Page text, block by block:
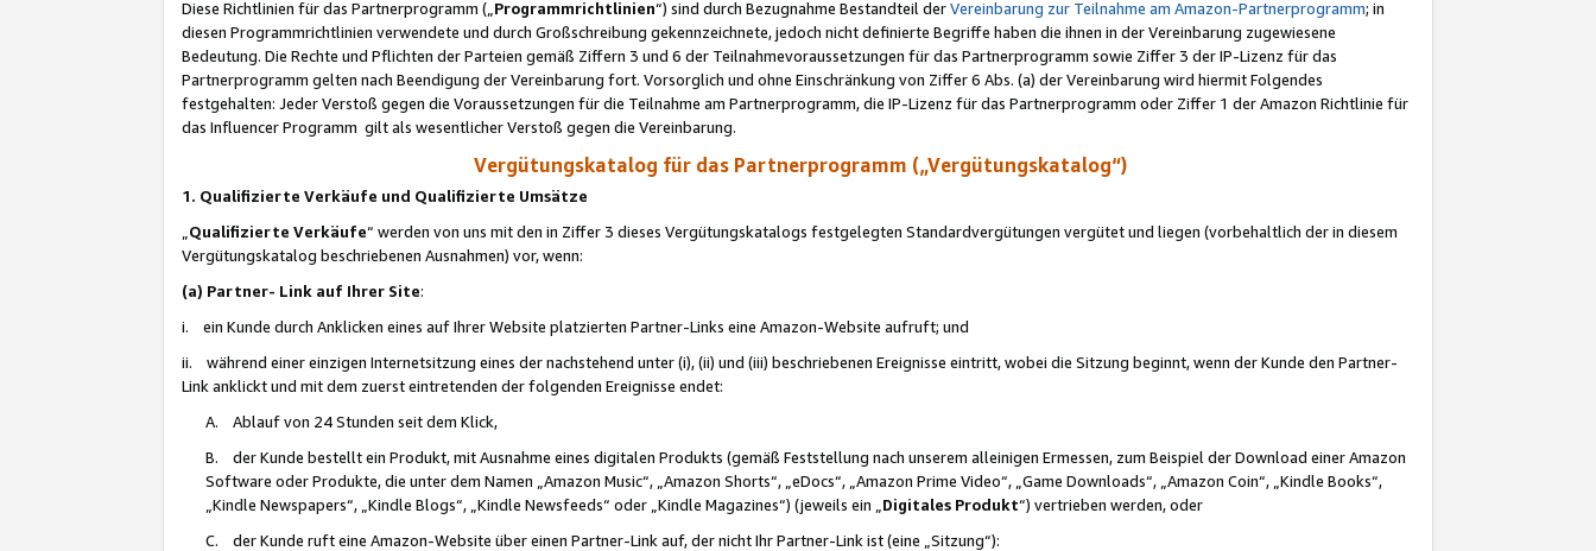
Diese Richtlinien für das Partnerprogramm („Programmrichtlinien“) sind durch Bezugnahme Bestandteil derVereinbarung zur Teilnahme am Amazon-Partnerprogramm; in
diesen Programmrichtlinien verwendete und durch Großschreibung gekennzeichnete, jedoch nicht definierte Begriffe haben die ihnen in der Vereinbarung zugewiesene
Bedeutung. Die Rechte und Pflichten der Parteien gemäß Ziffern 3 und 6 der Teilnahmevoraussetzungen für das Partnerprogramm sowie Ziffer 3 der IP-Lizenz für das
Partnerprogramm gelten nach Beendigung der Vereinbarung fort. Vorsorglich und ohne Einschränkung von Ziffer 6 Abs. (a) der Vereinbarung wird hiermit Folgendes
festgehalten: Jeder Verstoß gegen die Voraussetzungen für die Teilnahme am Partnerprogramm, die IP-Lizenz für das Partnerprogramm oder Ziffer 1 der Amazon Richtlinie für
das Influencer Programm gilt als wesentlicher Verstoß gegen die Vereinbarung.
Vergütungskatalog für das Partnerprogramm („Vergütungskatalog“)
1. Qualifizierte Verkäufe und Qualifizierte Umsätze
Qualifizierte Verkäufe“ werden von uns mit den in Ziffer 3 dieses Vergütungskatalogs festgelegten Standardvergütungen vergütet und liegen (vorbehaltlich der in diesem
Vergütungskatalog beschriebenen Ausnahmen) vor, wenn:
(a) Partner- Link auf Ihrer Site:
i. ein Kunde durch Anklicken eines auf Ihrer Website platzierten Partner-Links eine Amazon-Website aufruft; und
ii. während einer einzigen Internetsitzung eines der nachstehend unter (i), (ii) und (iii) beschriebenen Ereignisse eintritt, wobei die Sitzung beginnt, wenn der Kunde den Partner-
Link anklickt und mit dem zuerst eintretenden der folgenden Ereignisse endet:
A. Ablauf von 24 Stunden seit dem Klick,
B. der Kunde bestellt ein Produkt, mit Ausnahme eines digitalen Produkts (gemäß Feststellung nach unserem alleinigen Ermessen, zum Beispiel der Download einer Amazon
Software oder Produkte, die unter dem Namen „Amazon Music“, „Amazon Shorts“, „eDocs“, „Amazon Prime Video“, „Game Downloads“, „Amazon Coin“, „Kindle Books“,
„Kindle Newspapers“, „Kindle Blogs“, „Kindle Newsfeeds“ oder „Kindle Magazines“) (jeweils ein „ Digitales Produkt“) vertrieben werden, oder
C. der Kunde ruft eine Amazon-Website über einen Partner-Link auf, der nicht Ihr Partner-Link ist (eine „Sitzung“):